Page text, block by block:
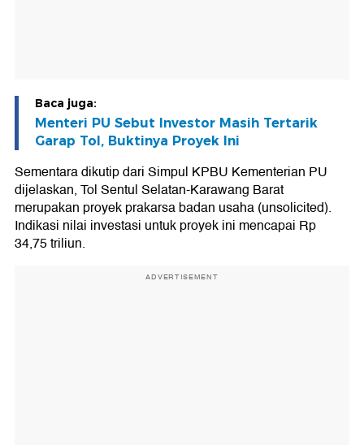
Baca juga:
Menteri PU Sebut Investor Masih Tertarik
Garap Tol, Buktinya Proyek Ini
Sementara dikutip dari Simpul KPBU Kementerian PU
dijelaskan, Tol Sentul Selatan-Karawang Barat
merupakan proyek prakarsa badan usaha (unsolicited).
Indikasi nilai investasi untuk proyek ini mencapai Rp
34,75 triliun.
ADVERTISEMENT